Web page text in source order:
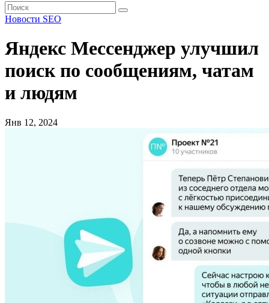
Новости SEO
Яндекс Мессенджер улучшил
поиск по сообщениям, чатам
и людям
Янв 12, 2024